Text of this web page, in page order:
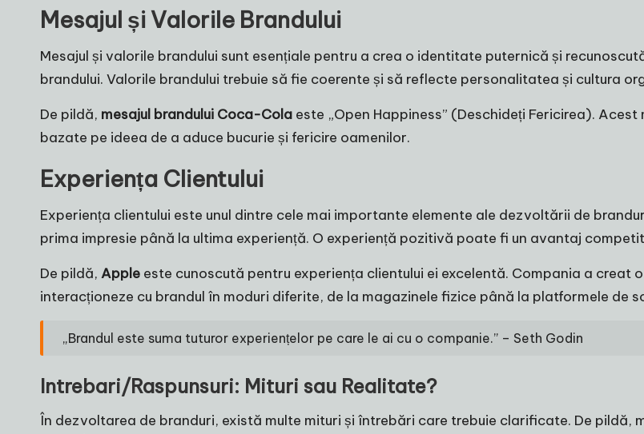
Mesajul și Valorile Brandului
Mesajul și valorile brandului sunt esențiale pentru a crea o identitate puternică și
brandului. Valorile brandului trebuie să fie coerente și să reflecte personalitatea și cultura
De pildă, mesajul brandului Coca-Cola este „Open Happiness” (Deschideți Fericirea).
bazate pe ideea de a aduce bucurie și fericire oamenilor.
Experiența Clientului
Experiența clientului este unul dintre cele mai importante elemente ale dezvoltării de
prima impresie până la ultima experiență. O experiență pozitivă poate fi un avantaj
De pildă, Apple este cunoscută pentru experiența clientului ei excelentă. Compania a creat
interacționeze cu brandul în moduri diferite, de la magazinele fizice până la platformele de
„Brandul este suma tuturor experiențelor pe care le ai cu o companie.” – Seth Godin
Intrebari/Raspunsuri: Mituri sau Realitate?
În dezvoltarea de branduri, există multe mituri și întrebări care trebuie clarificate. De pildă,